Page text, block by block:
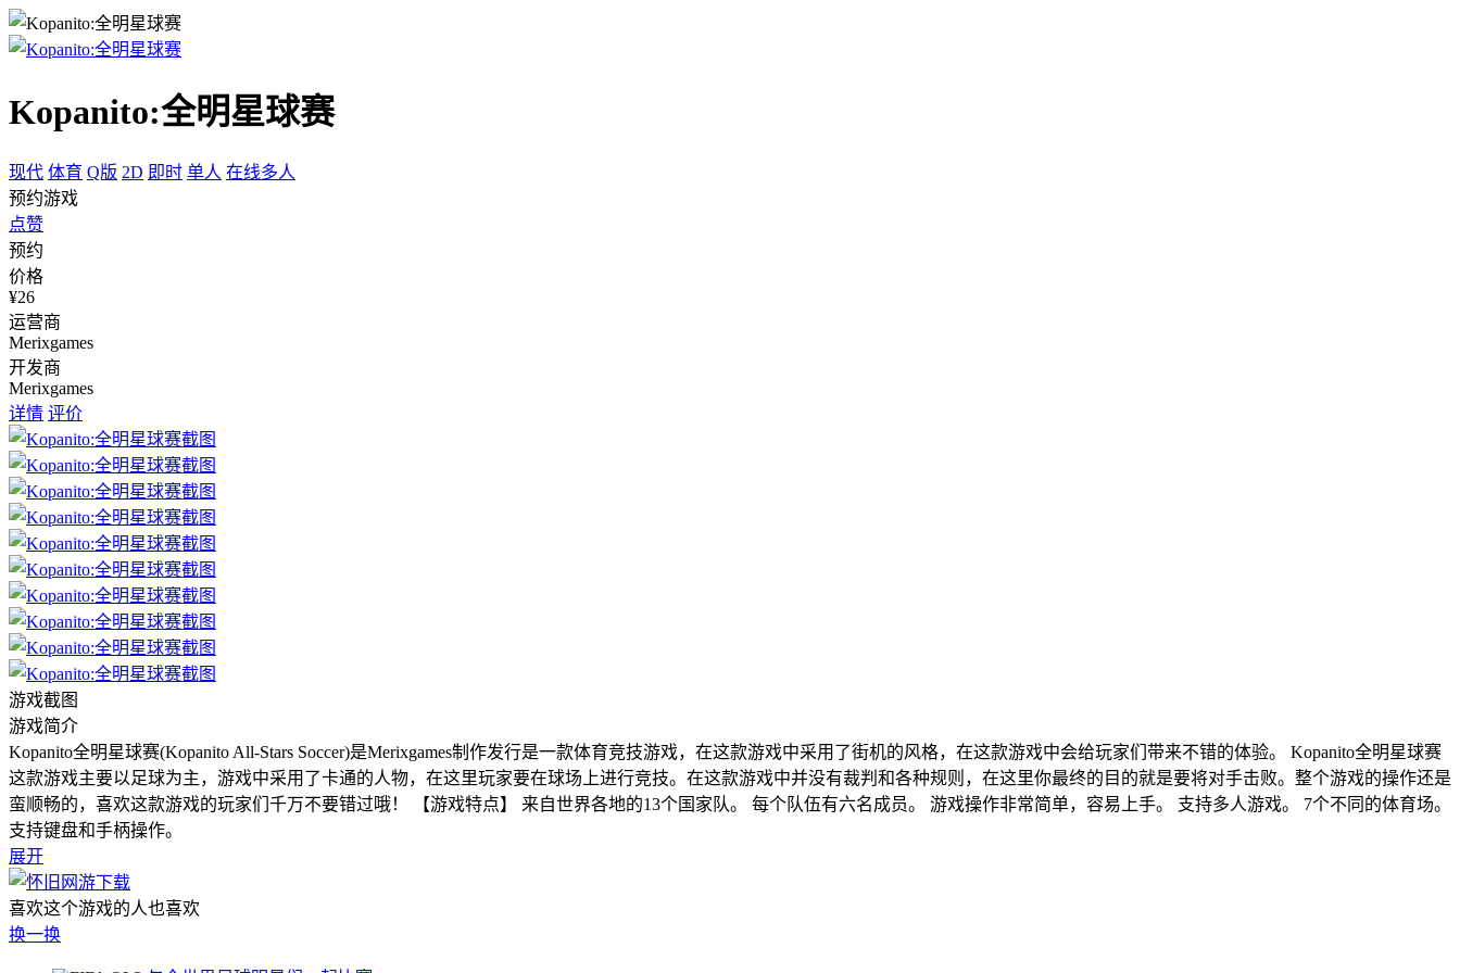
Kopanito:全明星球赛
现代 体育 Q版 2D 即时 单人 在线多人
预约游戏
点赞
预约
价格
¥26
运营商
Merixgames
开发商
Merixgames
详情 评价
游戏截图
游戏简介
Kopanito全明星球赛(Kopanito All-Stars Soccer)是Merixgames制作发行是一款体育竞技游戏，在这款游戏中采用了街机的风格，在这款游戏中会给玩家们带来不错的体验。 Kopanito全明星球赛
这款游戏主要以足球为主，游戏中采用了卡通的人物，在这里玩家要在球场上进行竞技。在这款游戏中并没有裁判和各种规则，在这里你最终的目的就是要将对手击败。整个游戏的操作还是
蛮顺畅的，喜欢这款游戏的玩家们千万不要错过哦！ 【游戏特点】 来自世界各地的13个国家队。 每个队伍有六名成员。 游戏操作非常简单，容易上手。 支持多人游戏。 7个不同的体育场。
支持键盘和手柄操作。
展开
喜欢这个游戏的人也喜欢
换一换